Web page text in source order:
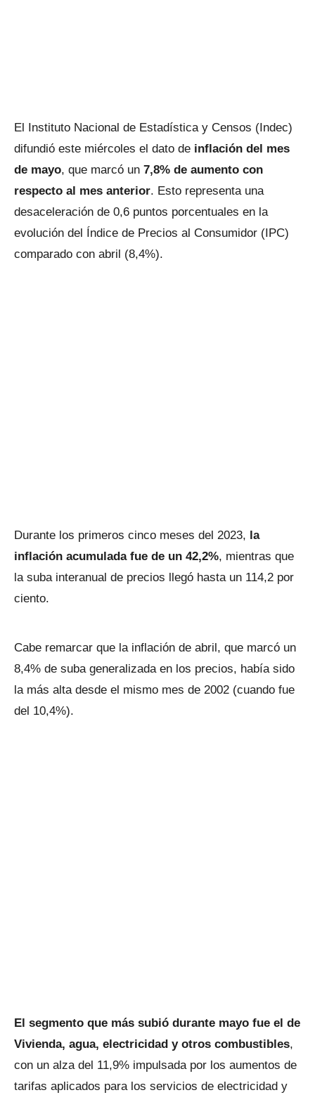
El Instituto Nacional de Estadística y Censos (Indec)
difundió este miércoles el dato de inflación del mes
de mayo, que marcó un 7,8% de aumento con
respecto al mes anterior. Esto representa una
desaceleración de 0,6 puntos porcentuales en la
evolución del Índice de Precios al Consumidor (IPC)
comparado con abril (8,4%).
Durante los primeros cinco meses del 2023, la
inflación acumulada fue de un 42,2%, mientras que
la suba interanual de precios llegó hasta un 114,2 por
ciento.
Cabe remarcar que la inflación de abril, que marcó un
8,4% de suba generalizada en los precios, había sido
la más alta desde el mismo mes de 2002 (cuando fue
del 10,4%).
El segmento que más subió durante mayo fue el de
Vivienda, agua, electricidad y otros combustibles,
con un alza del 11,9% impulsada por los aumentos de
tarifas aplicados para los servicios de electricidad y